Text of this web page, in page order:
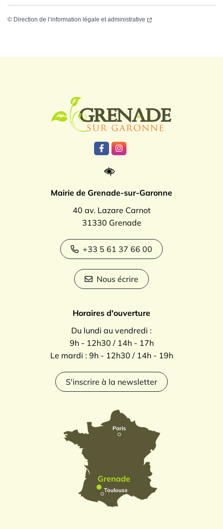
© Direction de l’information légale et administrative
Lien vers le compte Facebook
Lien vers le compte
Mairie de Grenade-sur-Garonne
40 av. Lazare Carnot
31330 Grenade
+33 5 61 37 66 00
Nous écrire
Horaires d'ouverture
Du lundi au vendredi :
9h - 12h30 / 14h - 17h
Le mardi : 9h - 12h30 / 14h - 19h
S'inscrire à la newsletter